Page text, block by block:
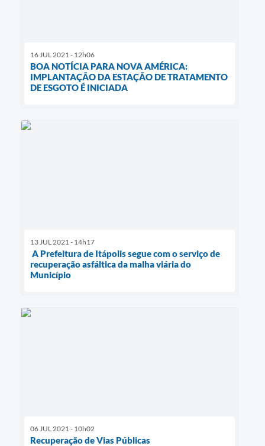
16 JUL 2021 - 12h06
BOA NOTÍCIA PARA NOVA AMÉRICA:
IMPLANTAÇÃO DA ESTAÇÃO DE TRATAMENTO
DE ESGOTO É INICIADA
13 JUL 2021 - 14h17
A Prefeitura de Itápolis segue com o serviço de
recuperação asfáltica da malha viária do
Município
06 JUL 2021 - 10h02
Recuperação de Vias Públicas